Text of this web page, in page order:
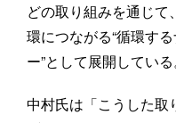
どの取り組みを通じ
環につながる“循環す
ー”として展開している
中村氏は「こうした取